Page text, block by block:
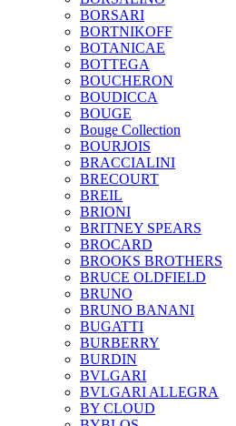
BORSARI
BORTNIKOFF
BOTANICAE
BOTTEGA
BOUCHERON
BOUDICCA
BOUGE
Bouge Collection
BOURJOIS
BRACCIALINI
BRECOURT
BREIL
BRIONI
BRITNEY SPEARS
BROCARD
BROOKS BROTHERS
BRUCE OLDFIELD
BRUNO
BRUNO BANANI
BUGATTI
BURBERRY
BURDIN
BVLGARI
BVLGARI ALLEGRA
BY CLOUD